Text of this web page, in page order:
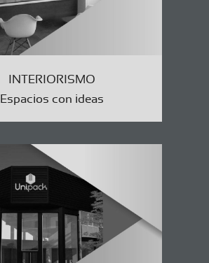
INTERIORISMO
Espacios con ideas